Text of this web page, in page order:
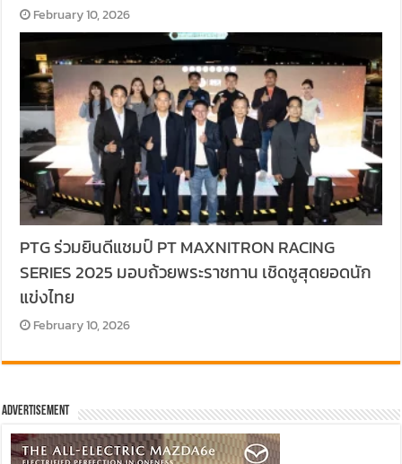
February 10, 2026
PTG ร่วมยินดีแชมป์ PT MAXNITRON RACING
SERIES 2025 มอบถ้วยพระราชทาน เชิดชูสุดยอดนัก
แข่งไทย
February 10, 2026
Advertisement